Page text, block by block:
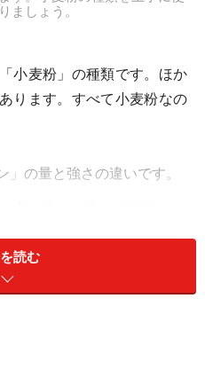
ましょう。
小麦粉」の種類です。ほか
ります。すべて小麦粉なの
の量と強さの違いです。
なく、グルテンの強さが弱
の小麦粉
読む